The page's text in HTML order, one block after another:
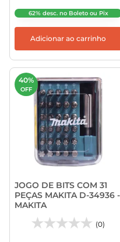
62% desc. no Boleto ou Pix
Adicionar ao carrinho
40%
OFF
JOGO DE BITS COM 31
PEÇAS MAKITA D-34936 -
MAKITA
(0)